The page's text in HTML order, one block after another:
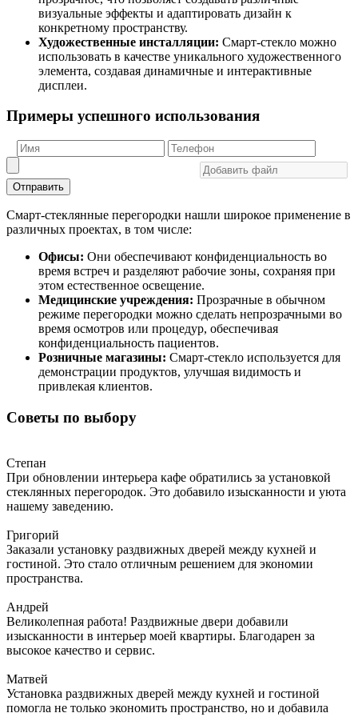
визуальные эффекты и адаптировать дизайн к
конкретному пространству.
Художественные инсталляции: Смарт-стекло можно
использовать в качестве уникального художественного
элемента, создавая динамичные и интерактивные
дисплеи.
Примеры успешного использования
Отправить
Смарт-стеклянные перегородки нашли широкое применение в
различных проектах, в том числе:
Офисы: Они обеспечивают конфиденциальность во
время встреч и разделяют рабочие зоны, сохраняя при
этом естественное освещение.
Медицинские учреждения: Прозрачные в обычном
режиме перегородки можно сделать непрозрачными во
время осмотров или процедур, обеспечивая
конфиденциальность пациентов.
Розничные магазины: Смарт-стекло используется для
демонстрации продуктов, улучшая видимость и
привлекая клиентов.
Советы по выбору
Степан
При обновлении интерьера кафе обратились за установкой
стеклянных перегородок. Это добавило изысканности и уюта
нашему заведению.
Григорий
Заказали установку раздвижных дверей между кухней и
гостиной. Это стало отличным решением для экономии
пространства.
Андрей
Великолепная работа! Раздвижные двери добавили
изысканности в интерьер моей квартиры. Благодарен за
высокое качество и сервис.
Матвей
Установка раздвижных дверей между кухней и гостиной
помогла не только экономить пространство, но и добавила